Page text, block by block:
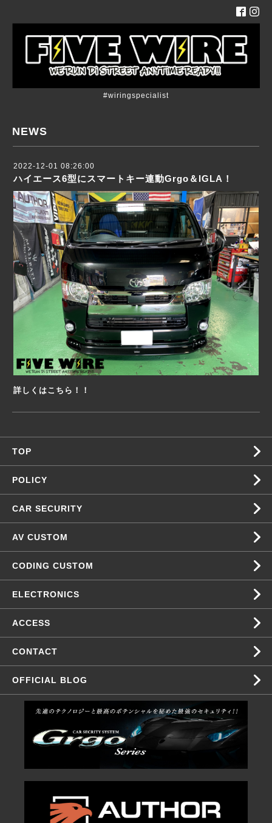
#wiringspecialist
NEWS
2022-12-01 08:26:00
ハイエース6型にスマートキー連動Grgo＆IGLA！
詳しくはこちら！！
TOP
POLICY
CAR SECURITY
AV CUSTOM
CODING CUSTOM
ELECTRONICS
ACCESS
CONTACT
OFFICIAL BLOG